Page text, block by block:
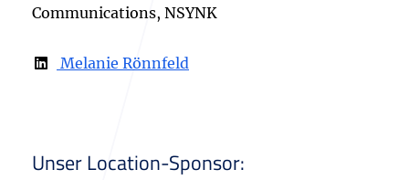
Communications, NSYNK
Melanie Rönnfeld
Unser Location-Sponsor: